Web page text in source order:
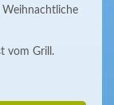
Weihnachtliche
vom Grill.